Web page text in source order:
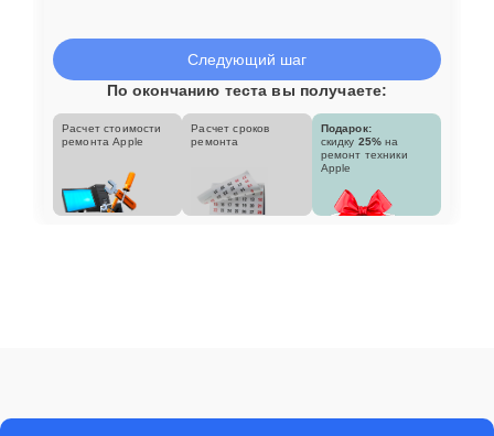
Следующий шаг
По окончанию теста вы получаете:
Расчет стоимости
ремонта Apple
Расчет сроков
ремонта
Подарок:
скидку 25% на
ремонт техники
Apple